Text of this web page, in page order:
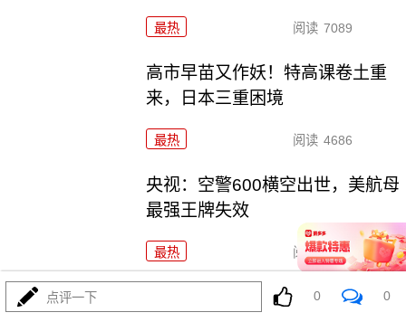
最热 阅读 7089
高市早苗又作妖！特高课卷土重
来，日本三重困境
最热 阅读 4686
央视：空警600横空出世，美航母
最强王牌失效
最热 阅读 23816
东瀛彻底撕掉和平面具，公然发
点评一下 0 0